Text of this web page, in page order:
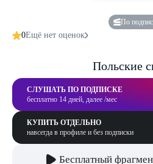
По
0Ещё нет оценок
Польские
СЛУШАТЬ ПО ПОДПИСКЕ
бесплатно 14 дней, далее /мес
КУПИТЬ ОТДЕЛЬНО
навсегда в профиле и без подписки
Бесплатный